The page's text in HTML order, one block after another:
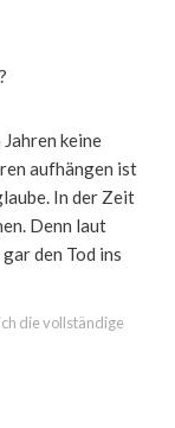
keine
aufhängen ist
In der Zeit
Denn laut
den Tod ins
die vollständige